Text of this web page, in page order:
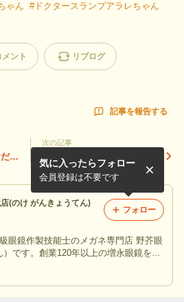
ゃん #ドクタースランプアラレちゃん
メント リブログ
記事を報告する
き
次の記事
鹿児島からご来店のお客様
に、とても素敵な増永眼鏡製
メガネをお作り頂きました！
(のけ がんきょうてん)
眼鏡作製技能士のメガネ専門店 野芥眼
です。創業120年以上の増永眼鏡をは
と厳選レンズをご提案しております。
味の話も綴っています。
気に入ったらフォロー
会員登録は不要です
フォロー